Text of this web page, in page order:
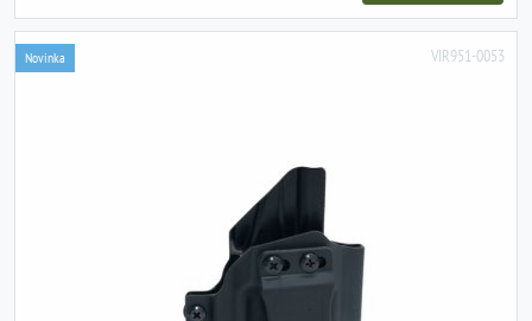
VIR951-0053
Novinka